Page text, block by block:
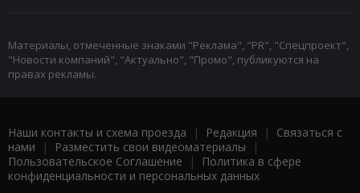
Материалы, отмеченные знаками "Реклама", "PR", "Спецпроект",
"Новости компаний", "Актуально", "Промо", публикуются на
правах рекламы.
Наши контакты и схема проезда | Редакция | Связаться с
нами | Разместить свои видеоматериалы |
Пользовательское Соглашение |
Политика в сфере
конфиденциальности и персональных данных